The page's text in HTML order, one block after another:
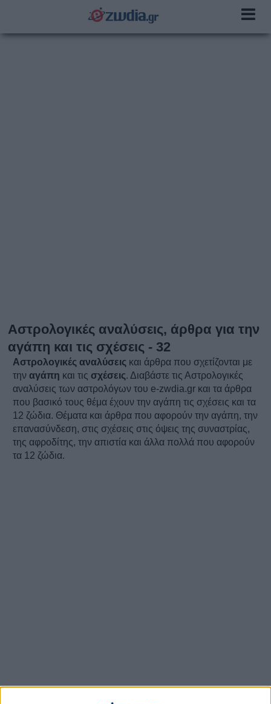
Αστρολογικές αναλύσεις, άρθρα για την
αγάπη και τις σχέσεις - 32
Αστρολογικές αναλύσεις και άρθρα που σχετίζονται με
την αγάπη και τις σχέσεις.Διαβάστε τιςΑστρολογικές
αναλύσεις των αστρολόγων του e-zwdia.gr και τα άρθρα
που βασικό τους θέμα έχουν την αγάπητις σχέσεις και τα
12 ζώδια. Θέματα και άρθρα που αφορούν την αγάπη, την
επανασύνδεση, στις σχέσεις στις όψεις της συναστρίας,
της αφροδίτης, την απιστία και άλλα πολλά που αφορούν
τα 12 ζώδια.